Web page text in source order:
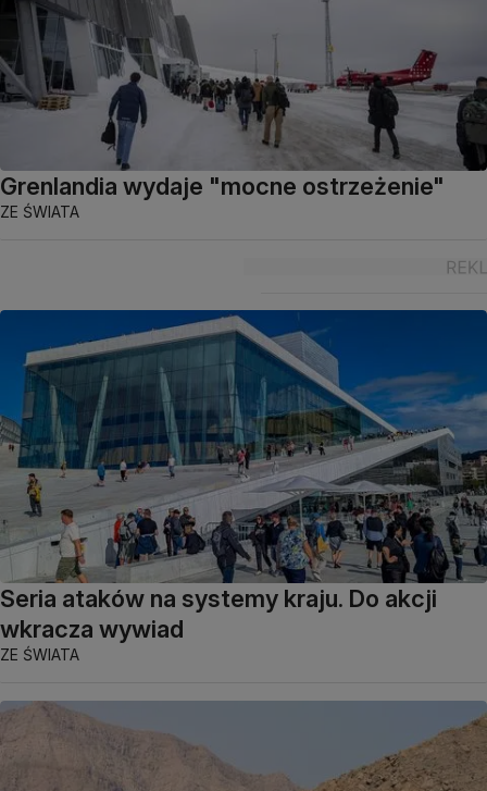
Grenlandia wydaje "mocne ostrzeżenie"
ZE ŚWIATA
Seria ataków na systemy kraju. Do akcji
wkracza wywiad
ZE ŚWIATA